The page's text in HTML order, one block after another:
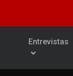
Entrevistas